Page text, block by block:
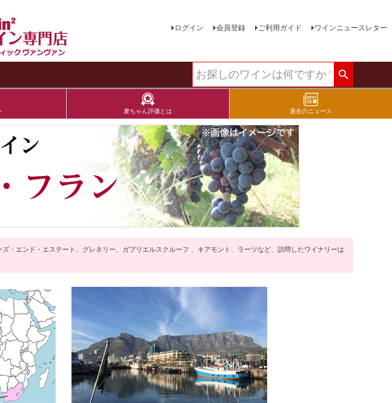
ログイン 会員登録 ご利用ガイド ワインニュースレター
麦ちゃん評価とは 過去のニュース
ズ・エンド・エステート、グレネリー、ガブリエルスクルーフ 、キアモント、ラーツなど、訪問したワイナリーは